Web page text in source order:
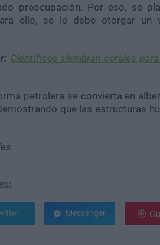
preocupación. Por eso, se
ello, se le debe otorgar un
Científicos siembran corales
petrolera se convierta en
que las estructuras
Messenger